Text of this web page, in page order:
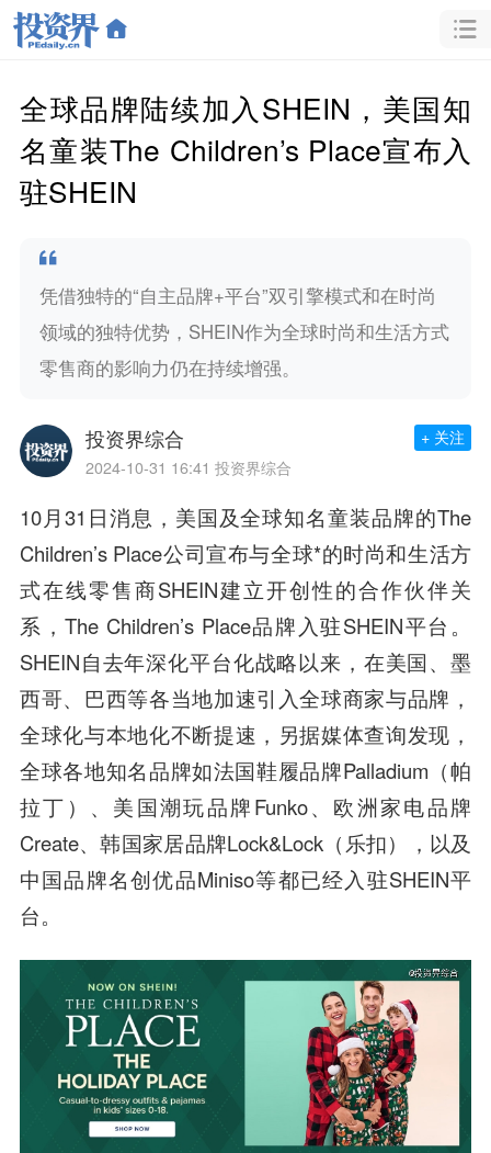
全球品牌陆续加入SHEIN，美国知
名童装The Children’s Place宣布入
驻SHEIN
凭借独特的“自主品牌+平台”双引擎模式和在时尚
领域的独特优势，SHEIN作为全球时尚和生活方式
零售商的影响力仍在持续增强。
投资界综合
2024-10-31 16:41 投资界综合
+ 关注
10月31日消息，美国及全球知名童装品牌的The
Children’s Place公司宣布与全球*的时尚和生活方
式在线零售商SHEIN建立开创性的合作伙伴关
系，The Children’s Place品牌入驻SHEIN平台。
SHEIN自去年深化平台化战略以来，在美国、墨
西哥、巴西等各当地加速引入全球商家与品牌，
全球化与本地化不断提速，另据媒体查询发现，
全球各地知名品牌如法国鞋履品牌Palladium（帕
拉丁）、美国潮玩品牌Funko、欧洲家电品牌
Create、韩国家居品牌Lock&Lock（乐扣），以及
中国品牌名创优品Miniso等都已经入驻SHEIN平
台。